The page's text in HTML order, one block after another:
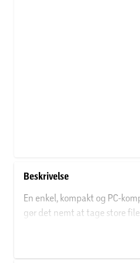
Beskrivelse
En enkel, kompakt og PC-
gør det nemt at tage store